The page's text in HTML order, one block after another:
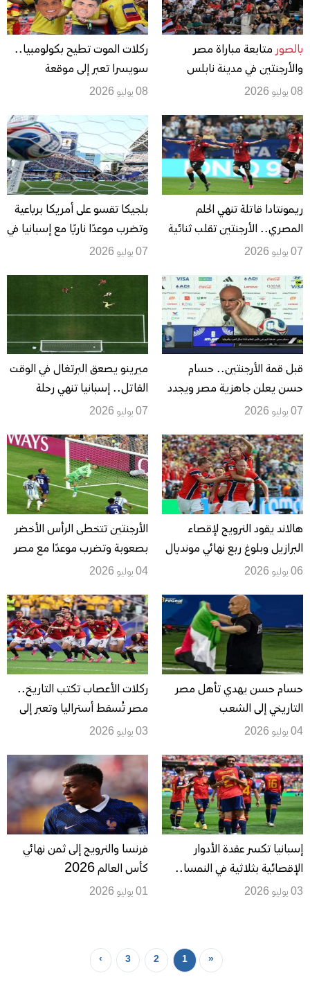
بالصور متابعة مباراة مصر
والأرجنتين في مدينة نابلس
08 يوليو 2026
ركلات الموت تطيح بكولومبيا..
سويسرا تعبر إلى موقعة
الأرجنتين في ربع نهائي المونديال
08 يوليو 2026
ريمونتادا قاتلة تنهي الحلم
المصري.. الأرجنتين تقلب ثنائية
07 يوليو 2026
بلجيكا تقسو على أمريكا برباعية
وتضرب موعدًا ناريًا مع إسبانيا في
ربع نهائي المونديال
07 يوليو 2026
قبل قمة الأرجنتين.. حسام
حسن يعلن جاهزية مصر ويجدد
تضامنه مع فلسطين: «دعوا
07 يوليو 2026
ميرينو يصعق البرتغال في الوقت
القاتل.. إسبانيا تنهي رحلة
رونالدو وتعبر إلى ربع النهائي
07 يوليو 2026
هالاند يقود النرويج لإقصاء
البرازيل وبلوغ ربع نهائي مونديال
2026
06 يوليو 2026
الأرجنتين تتخطى الرأس الأخضر
بصعوبة وتضرب موعدًا مع مصر
في ثمن النهائي
04 يوليو 2026
حسام حسن يهدي تأهل مصر
التاريخي إلى الشعب
الفلسطيني.. وصلاح: صنعنا
04 يوليو 2026
ركلات الأعصاب تكتب التاريخ..
مصر تُسقط أستراليا وتعبر إلى
ثمن نهائي مونديال 2026
03 يوليو 2026
إسبانيا تكسر عقدة الأدوار
الإقصائية بثلاثية في النمسا..
وترقب لمواجهتي البرتغال
03 يوليو 2026
فرنسا والنرويج إلى ثمن نهائي
كأس العالم 2026
01 يوليو 2026
«
1
2
3
›